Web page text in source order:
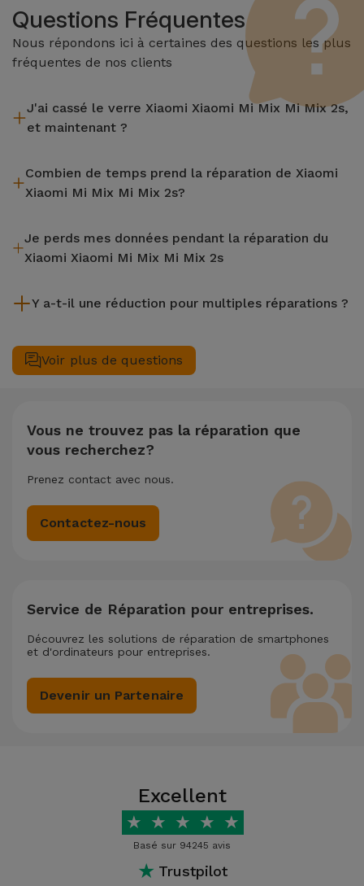
Questions Fréquentes
Nous répondons ici à certaines des questions les plus
fréquentes de nos clients
J'ai cassé le verre Xiaomi Xiaomi Mi Mix Mi Mix 2s,
et maintenant ?
de 2 ans. Trouvez le magasin le plus proche.
Combien de temps prend la réparation de Xiaomi
Xiaomi Mi Mix Mi Mix 2s?
l'écran, sont effectuées en environ 20 à 30 minutes.
Je perds mes données pendant la réparation du
Xiaomi Xiaomi Mi Mix Mi Mix 2s
il est toujours recommandé de faire une sauvegarde. La page
des fichiers.
Y a-t-il une réduction pour multiples réparations ?
votre équipement. Si votre Xiaomi Xiaomi Mi Mix Mi Mix 2s
nécessite deux ou plusieurs interventions techniques
Voir plus de questions
Vous ne trouvez pas la réparation que
vous recherchez?
Prenez contact avec nous.
Contactez-nous
Service de Réparation pour entreprises.
Découvrez les solutions de réparation de smartphones
et d'ordinateurs pour entreprises.
Devenir un Partenaire
Excellent
★ ★ ★ ★ ★
Basé sur 94245 avis
★ Trustpilot